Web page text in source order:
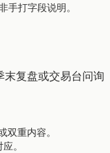
手打字段说明。
复盘或交易台问询
双重内容。
。